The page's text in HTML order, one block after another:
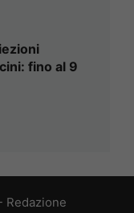
fino al 9
Redazione